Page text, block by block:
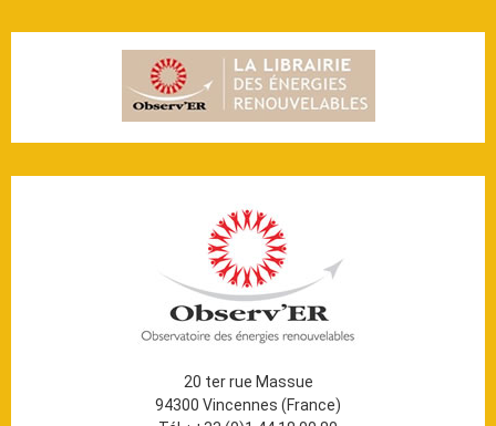
20 ter rue Massue
94300 Vincennes (France)